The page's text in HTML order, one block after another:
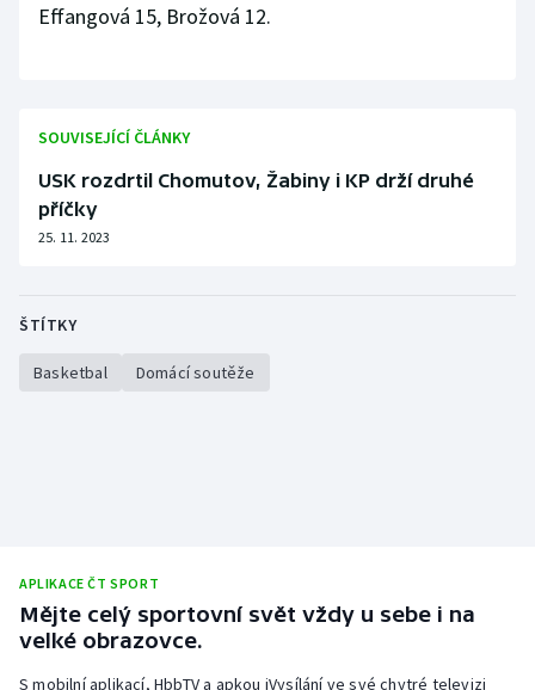
Effangová 15, Brožová 12.
SOUVISEJÍCÍ ČLÁNKY
USK rozdrtil Chomutov, Žabiny i KP drží druhé
příčky
25. 11. 2023
ŠTÍTKY
Basketbal Domácí soutěže
APLIKACE ČT SPORT
Mějte celý sportovní svět vždy u sebe i na
velké obrazovce.
S mobilní aplikací, HbbTV a apkou iVysílání ve své chytré televizi